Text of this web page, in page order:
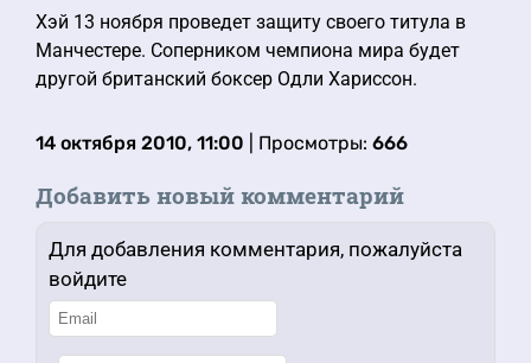
Хэй 13 ноября проведет защиту своего титула в
Манчестере. Соперником чемпиона мира будет
другой британский боксер Одли Хариссон.
14 октября 2010, 11:00 | Просмотры: 666
Добавить новый комментарий
Для добавления комментария, пожалуйста
войдите